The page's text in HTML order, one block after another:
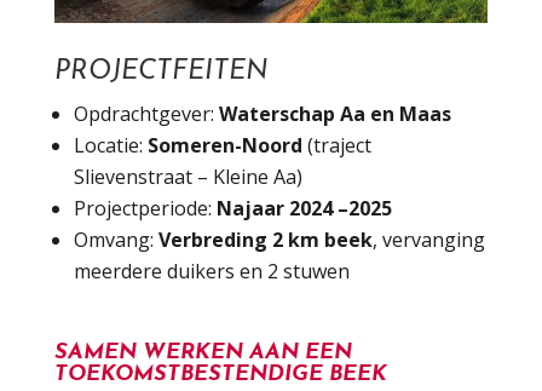
PROJECTFEITEN
Opdrachtgever: Waterschap Aa en Maas
Locatie: Someren-Noord (traject
Slievenstraat – Kleine Aa)
Projectperiode: Najaar 2024 –2025
Omvang: Verbreding 2 km beek, vervanging
meerdere duikers en 2 stuwen
SAMEN WERKEN AAN EEN
TOEKOMSTBESTENDIGE BEEK